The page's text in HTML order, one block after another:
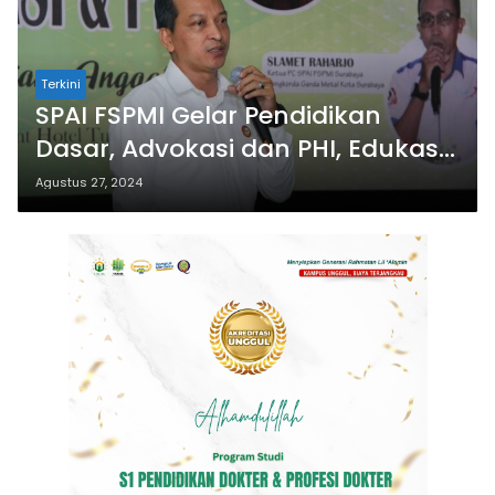
Terkini
SPAI FSPMI Gelar Pendidikan
Dasar, Advokasi dan PHI, Edukasi
Anggota Paham Hukum
Agustus 27, 2024